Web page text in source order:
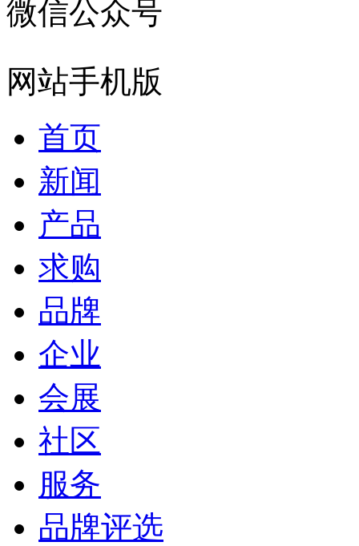
微信公众号
网站手机版
首页
新闻
产品
求购
品牌
企业
会展
社区
服务
品牌评选